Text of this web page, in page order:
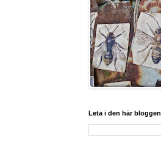
Leta i den här bloggen